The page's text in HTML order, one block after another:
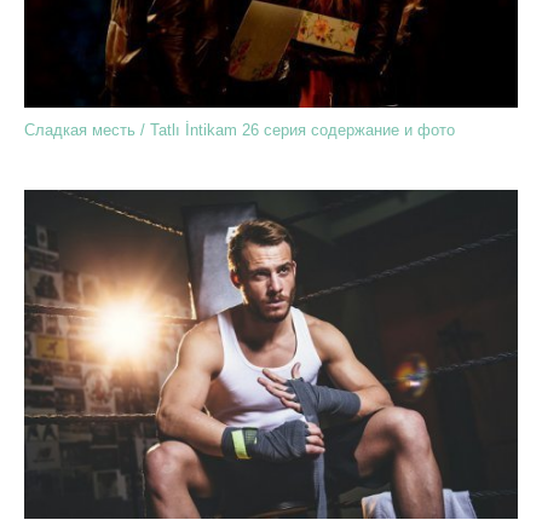
Сладкая месть / Tatlı İntikam 26 серия содержание и фото